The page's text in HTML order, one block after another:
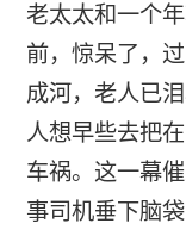
老太太和一个
前，惊呆了，
成河，老人已
人想早些去把
车祸。这一幕
事司机垂下脑